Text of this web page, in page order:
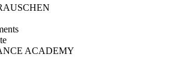
ACADEMY